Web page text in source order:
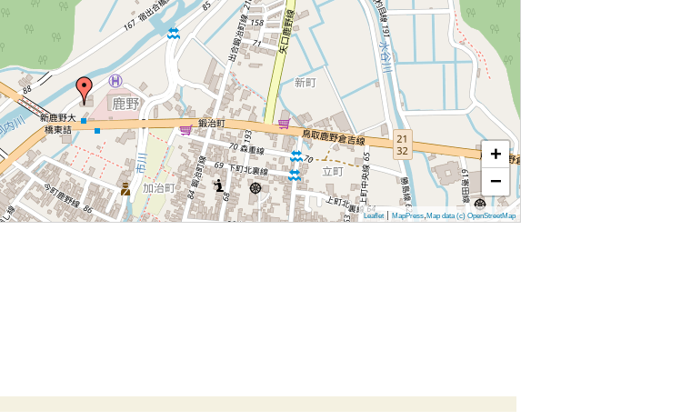
+
−
Leaflet| MapPress, Map data (c) OpenStreetMap